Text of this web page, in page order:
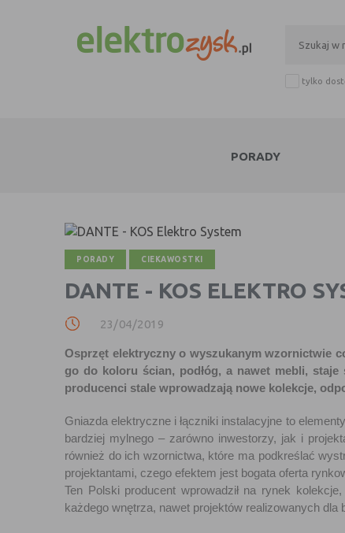
tylko
PORADY
PORADY CIEKAWOSTKI
DANTE - KOS ELEKTRO
23/04/2019
Osprzęt elektryczny o wyszukanym wzornictwie
go do koloru ścian, podłóg, a nawet mebli,
producenci stale wprowadzają nowe kolekcje,
Gniazda elektryczne i łączniki instalacyjne to
bardziej mylnego – zarówno inwestorzy, jak i
również do ich wzornictwa, które ma podkreślać
projektantami, czego efektem jest bogata oferta
Ten Polski producent wprowadził na rynek
każdego wnętrza, nawet projektów realizowanych dla